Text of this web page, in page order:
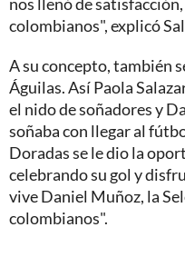
colombianos", explicó
A su concepto, también
Águilas. Así Paola
el nido de soñadores y
soñaba con llegar al
Doradas se le dio la
celebrando su gol y
vive Daniel Muñoz, la
colombianos".